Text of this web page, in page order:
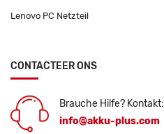
Lenovo PC Netzteil
CONTACTEER ONS
Brauche Hilfe? Kontakt:
info@akku-plus.com